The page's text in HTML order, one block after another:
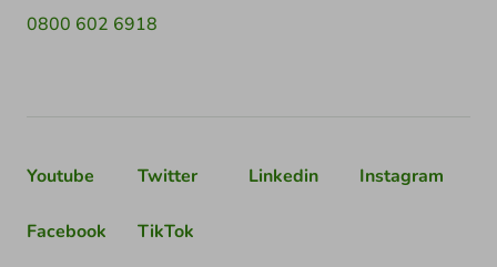
0800 602 6918
Youtube Twitter Linkedin Instagram
Facebook TikTok